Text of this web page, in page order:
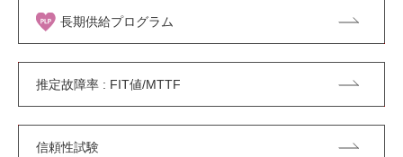
長期供給プログラム
推定故障率 : FIT値/MTTF
信頼性試験